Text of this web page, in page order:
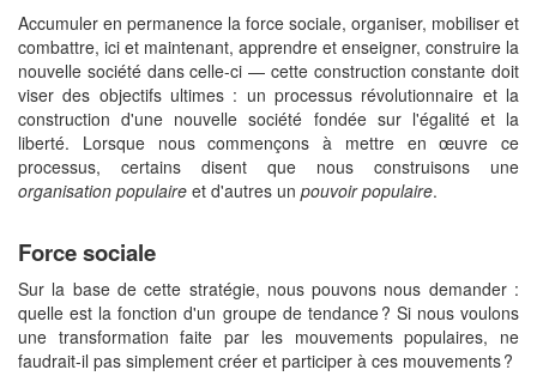
Accumuler en permanence la force sociale, organiser, mobiliser et
combattre, ici et maintenant, apprendre et enseigner, construire la
nouvelle société dans celle-ci — cette construction constante doit
viser des objectifs ultimes : un processus révolutionnaire et la
construction d'une nouvelle société fondée sur l'égalité et la
liberté. Lorsque nous commençons à mettre en œuvre ce
processus, certains disent que nous construisons une
organisation populaire et d'autres un pouvoir populaire.
Force sociale
Sur la base de cette stratégie, nous pouvons nous demander :
quelle est la fonction d'un groupe de tendance ? Si nous voulons
une transformation faite par les mouvements populaires, ne
faudrait-il pas simplement créer et participer à ces mouvements ?